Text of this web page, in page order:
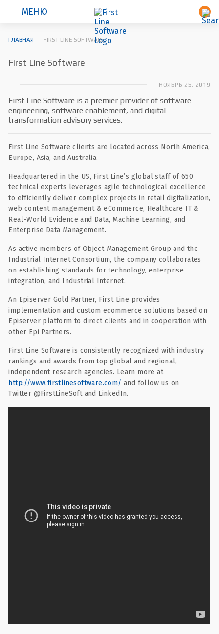
МЕНЮ
ГЛАВНАЯ FIRST LINE SOFTWARE
First Line Software
НОЯБРЬ 25, 2019
First Line Software is a premier provider of software
engineering, software enablement, and digital
transformation advisory services.
First Line Software clients are located across North America,
Europe, Asia, and Australia.
Headquartered in the US, First Line’s global staff of 650
technical experts leverages agile technological excellence
to efficiently deliver complex projects in retail digitalization,
web content management & eCommerce, Healthcare IT &
Real-World Evidence and Data, Machine Learning, and
Enterprise Data Management.
As active members of Object Management Group and the
Industrial Internet Consortium, the company collaborates
on establishing standards for technology, enterprise
integration, and Industrial Internet.
An Episerver Gold Partner, First Line provides
implementation and custom ecommerce solutions based on
Episerver platform to direct clients and in cooperation with
other Epi Partners.
First Line Software is consistently recognized with industry
rankings and awards from top global and regional,
independent research agencies. Learn more at
http://www.firstlinesoftware.com/ and follow us on
Twitter @FirstLineSoft and LinkedIn.